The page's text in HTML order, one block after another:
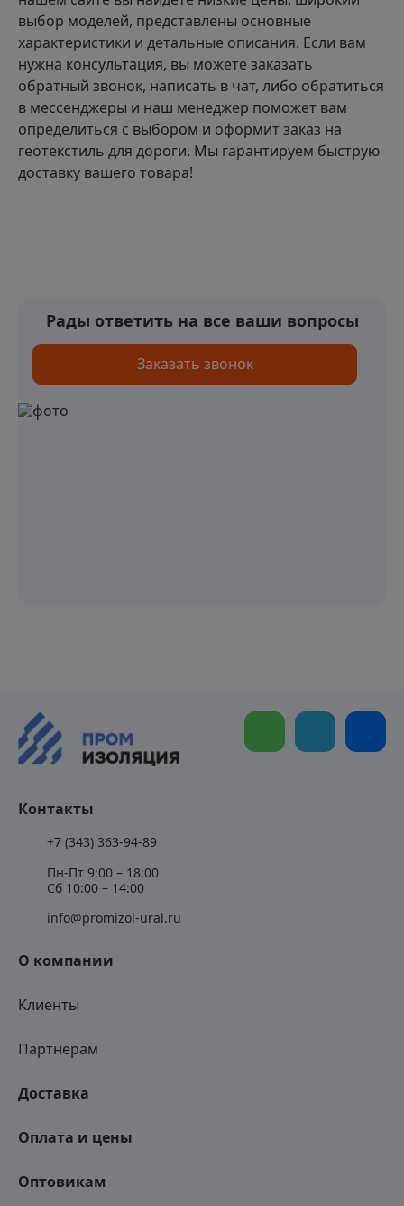
выбор моделей, представлены основные
характеристики и детальные описания. Если вам
нужна консультация, вы можете заказать
обратный звонок, написать в чат, либо обратиться
в мессенджеры и наш менеджер поможет вам
определиться с выбором и оформит заказ на
геотекстиль для дороги. Мы гарантируем быструю
доставку вашего товара!
Рады ответить на все ваши вопросы
Заказать звонок
О компании
Клиенты
Партнерам
Доставка
Оплата и цены
Оптовикам
Контакты
+7 (343) 363-94-89
Пн-Пт 9:00 – 18:00
Сб 10:00 – 14:00
info@promizol-ural.ru